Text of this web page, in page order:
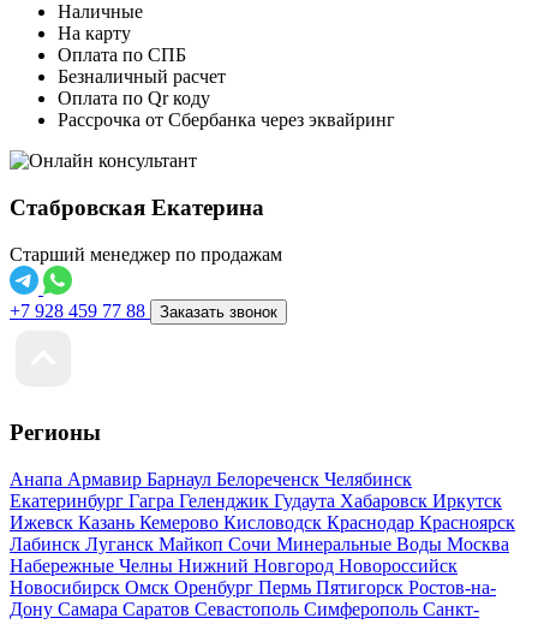
Наличные
На карту
Оплата по СПБ
Безналичный расчет
Оплата по Qr коду
Рассрочка от Сбербанка через эквайринг
Стабровская Екатерина
Старший менеджер по продажам
+7 928 459 77 88 Заказать звонок
Регионы
Анапа Армавир Барнаул Белореченск Челябинск
Екатеринбург Гагра Геленджик Гудаута Хабаровск Иркутск
Ижевск Казань Кемерово Кисловодск Краснодар Красноярск
Лабинск Луганск Майкоп Сочи Минеральные Воды Москва
Набережные Челны Нижний Новгород Новороссийск
Новосибирск Омск Оренбург Пермь Пятигорск Ростов-на-
Дону Самара Саратов Севастополь Симферополь Санкт-